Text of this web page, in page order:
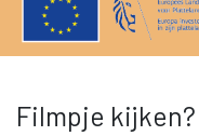
Filmpje